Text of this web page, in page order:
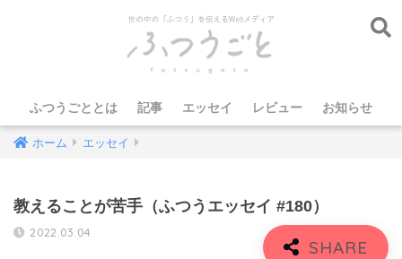
ふつうごととは 記事 エッセイ レビュー お知らせ
ホーム エッセイ
教えることが苦手（ふつうエッセイ #180）
2022.03.04